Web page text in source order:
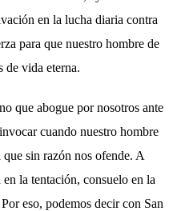
en la lucha diaria contra
para que nuestro hombre de
de vida eterna.
que abogue por nosotros ante
cuando nuestro hombre
que sin razón nos ofende. A
la tentación, consuelo en la
eso, podemos decir con San